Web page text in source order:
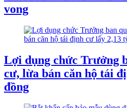
vong
Lợi dụng chức Trưởng
cư, lừa bán căn hộ tái
đồng